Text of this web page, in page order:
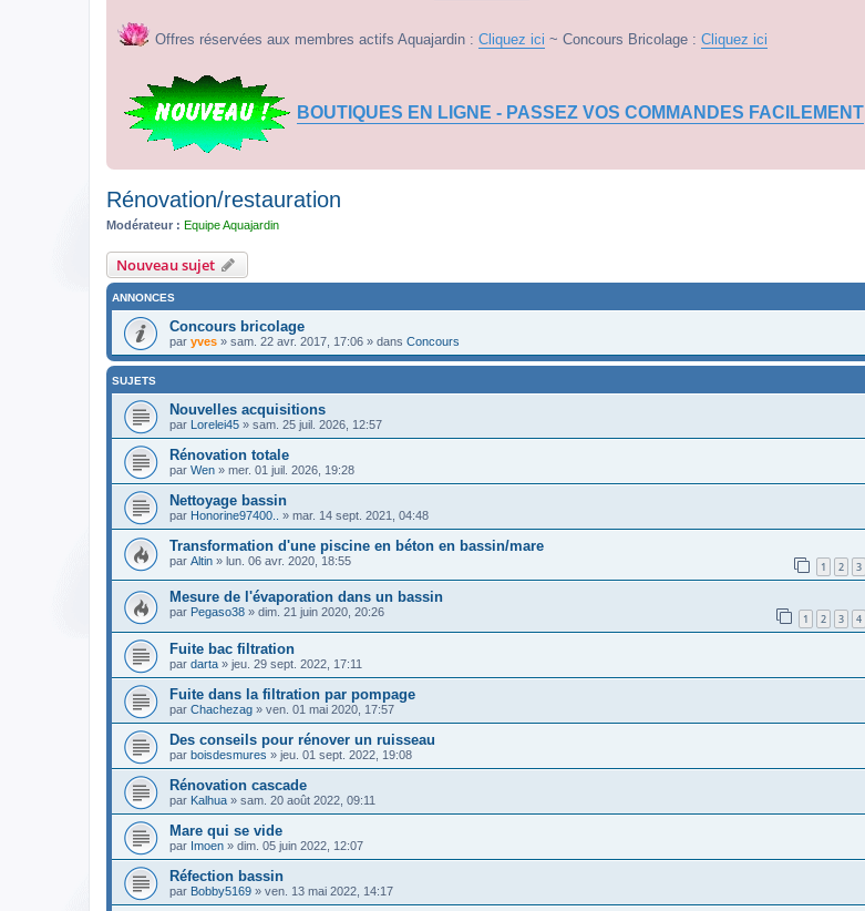
Offres réservées aux membres actifs Aquajardin : Cliquez ici ~ Concours Bricolage : Cliquez ici
BOUTIQUES EN LIGNE - PASSEZ VOS COMMANDES FACILEMENT
Rénovation/restauration
Modérateur : Equipe Aquajardin
Nouveau sujet
ANNONCES
Concours bricolage
par yves » sam. 22 avr. 2017, 17:06 » dans Concours
SUJETS
Nouvelles acquisitions
par Lorelei45 » sam. 25 juil. 2026, 12:57
Rénovation totale
par Wen » mer. 01 juil. 2026, 19:28
Nettoyage bassin
par Honorine97400.. » mar. 14 sept. 2021, 04:48
Transformation d'une piscine en béton en bassin/mare
par Altin » lun. 06 avr. 2020, 18:55 1 2 3
Mesure de l'évaporation dans un bassin
par Pegaso38 » dim. 21 juin 2020, 20:26 1 2 3 4
Fuite bac filtration
par darta » jeu. 29 sept. 2022, 17:11
Fuite dans la filtration par pompage
par Chachezag » ven. 01 mai 2020, 17:57
Des conseils pour rénover un ruisseau
par boisdesmures » jeu. 01 sept. 2022, 19:08
Rénovation cascade
par Kalhua » sam. 20 août 2022, 09:11
Mare qui se vide
par Imoen » dim. 05 juin 2022, 12:07
Réfection bassin
par Bobby5169 » ven. 13 mai 2022, 14:17